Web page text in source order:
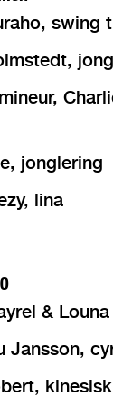
swing
jonglering
lina
&
Jansson,